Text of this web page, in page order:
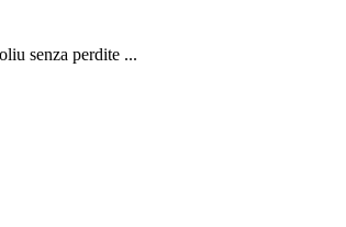
senza perdite ...